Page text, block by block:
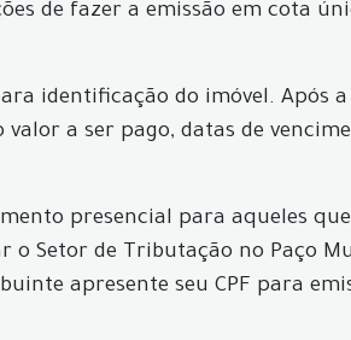
de fazer a emissão em cota
identificação do imóvel. Após
a ser pago, datas de
presencial para aqueles
Setor de Tributação no Paço
apresente seu CPF para